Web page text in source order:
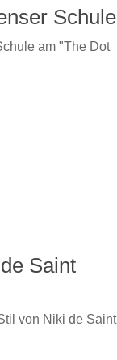
Schule
am "The Dot
Saint
von Niki de Saint